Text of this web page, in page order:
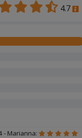
4.7
- Marianna: